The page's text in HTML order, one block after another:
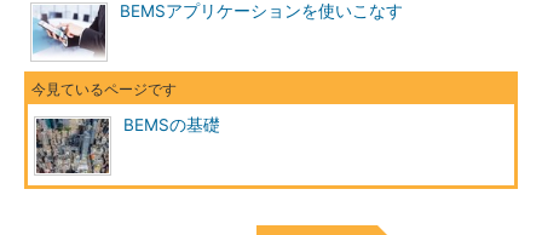
BEMSアプリケーションを使いこなす
BEMSの基礎